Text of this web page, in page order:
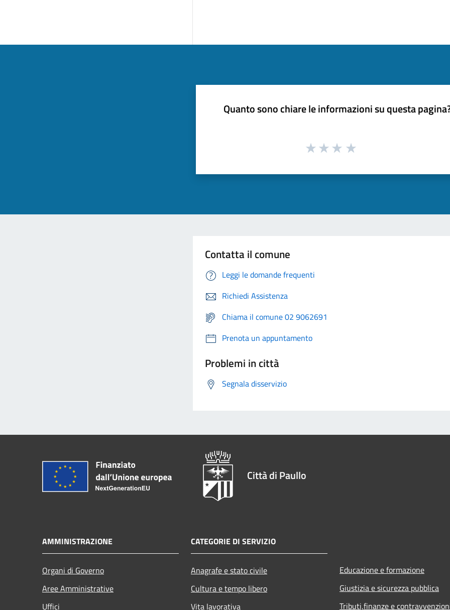
Quanto sono chiare le informazioni su questa
Contatta il comune
Leggi le domande frequenti
Richiedi Assistenza
Chiama il comune 02 9062691
Prenota un appuntamento
Problemi in città
Segnala disservizio
Città di Paullo
AMMINISTRAZIONE
Organi di Governo
Aree Amministrative
Uffici
CATEGORIE DI SERVIZIO
Anagrafe e stato civile
Cultura e tempo libero
Vita lavorativa
Educazione e formazione
Giustizia e sicurezza pubblica
Tributi,finanze e